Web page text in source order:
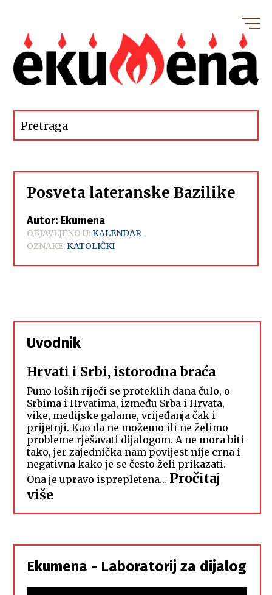
Posveta lateranske Bazilike
Autor: Ekumena
OBJAVLJENO U:KALENDAR
OZNAKE:KATOLIČKI
Uvodnik
Hrvati i Srbi, istorodna braća
Puno loših riječi se proteklih dana čulo, o
Srbima i Hrvatima, između Srba i Hrvata,
vike, medijske galame, vrijeđanja čak i
prijetnji. Kao da ne možemo ili ne želimo
probleme rješavati dijalogom. A ne mora biti
tako, jer zajednička nam povijest nije crna i
negativna kako je se često želi prikazati.
Ona je upravo isprepletena… Pročitaj
više:
Hrvati
Srbi,
istorodna
braća
Ekumena - Laboratorij za dijalog